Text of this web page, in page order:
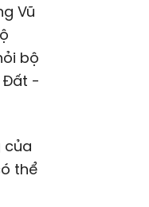
Vũ
bộ
Đất -
của
thể